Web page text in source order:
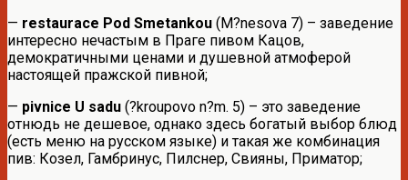
— restaurace Pod Smetankou (M?nesova 7) – заведение
интересно нечастым в Праге пивом Кацов,
демократичными ценами и душевной атмоферой
настоящей пражской пивной;
— pivnice U sadu (?kroupovo n?m. 5) – это заведение
отнюдь не дешевое, однако здесь богатый выбор блюд
(есть меню на русском языке) и такая же комбинация
пив: Козел, Гамбринус, Пилснер, Свияны, Приматор;